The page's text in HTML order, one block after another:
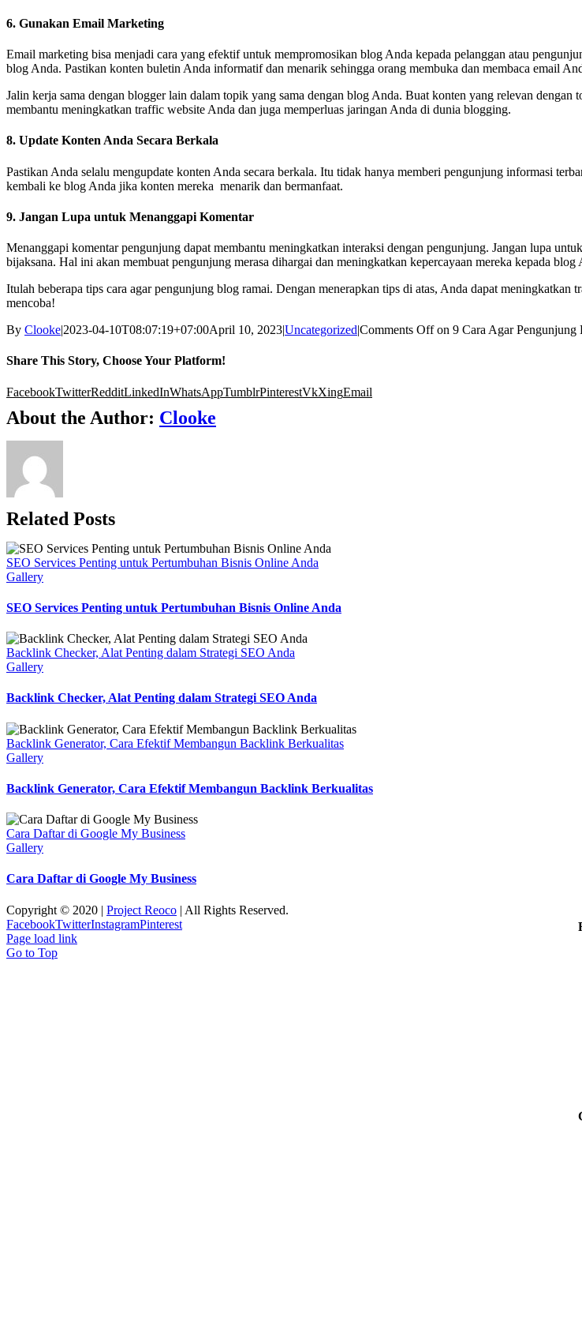
6. Gunakan Email Marketing
Email marketing bisa menjadi cara yang efektif untuk mempromosikan blog Anda kepada pelanggan atau
blog Anda. Pastikan konten buletin Anda informatif dan menarik sehingga orang membuka dan membaca email
Jalin kerja sama dengan blogger lain dalam topik yang sama dengan blog Anda. Buat konten yang relevan
membantu meningkatkan traffic website Anda dan juga memperluas jaringan Anda di dunia blogging.
8. Update Konten Anda Secara Berkala
Pastikan Anda selalu mengupdate konten Anda secara berkala. Itu tidak hanya memberi pengunjung informasi
kembali ke blog Anda jika konten mereka menarik dan bermanfaat.
9. Jangan Lupa untuk Menanggapi Komentar
Menanggapi komentar pengunjung dapat membantu meningkatkan interaksi dengan pengunjung. Jangan lupa
bijaksana. Hal ini akan membuat pengunjung merasa dihargai dan meningkatkan kepercayaan mereka kepada blog
Itulah beberapa tips cara agar pengunjung blog ramai. Dengan menerapkan tips di atas, Anda dapat
mencoba!
By Clooke|2023-04-10T08:07:19+07:00April 10, 2023|Uncategorized|Comments Offon 9 Cara Agar Pengunjung
Share This Story, Choose Your Platform!
FacebookTwitterRedditLinkedInWhatsAppTumblrPinterestVkXingEmail
About the Author: Clooke
Related Posts
SEO Services Penting untuk Pertumbuhan Bisnis Online Anda
Gallery
SEO Services Penting untuk Pertumbuhan Bisnis Online Anda
Backlink Checker, Alat Penting dalam Strategi SEO Anda
Gallery
Backlink Checker, Alat Penting dalam Strategi SEO Anda
Backlink Generator, Cara Efektif Membangun Backlink Berkualitas
Gallery
Backlink Generator, Cara Efektif Membangun Backlink Berkualitas
Cara Daftar di Google My Business
Gallery
Cara Daftar di Google My Business
Copyright © 2020 | Project Reoco | All Rights Reserved.
FacebookTwitterInstagramPinterest
Page load link
Go to Top